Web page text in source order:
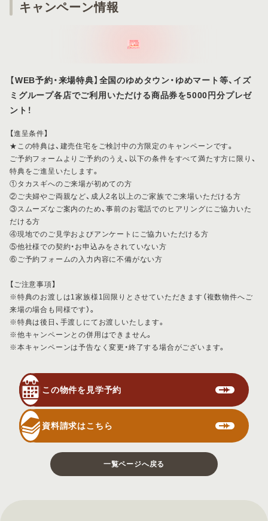
キャンペーン情報
【WEB予約・来場特典】全国のゆめタウン・ゆめマート等、イズ
ミグループ各店でご利用いただける商品券を5000円分プレゼ
ント！
【進呈条件】
★この特典は、建売住宅をご検討中の方限定のキャンペーンです。
ご予約フォームよりご予約のうえ、以下の条件をすべて満たす方に限り、
特典をご進呈いたします。
①タカスギへのご来場が初めての方
②ご夫婦やご両親など、成人2名以上のご家族でご来場いただける方
③スムーズなご案内のため、事前のお電話でのヒアリングにご協力いた
だける方
④現地でのご見学およびアンケートにご協力いただける方
⑤他社様での契約・お申込みをされていない方
⑥ご予約フォームの入力内容に不備がない方
【ご注意事項】
※特典のお渡しは1家族様1回限りとさせていただきます（複数物件へご
来場の場合も同様です）。
※特典は後日、手渡しにてお渡しいたします。
※他キャンペーンとの併用はできません。
※本キャンペーンは予告なく変更・終了する場合がございます。
この物件を見学予約
資料請求はこちら
一覧ページへ戻る